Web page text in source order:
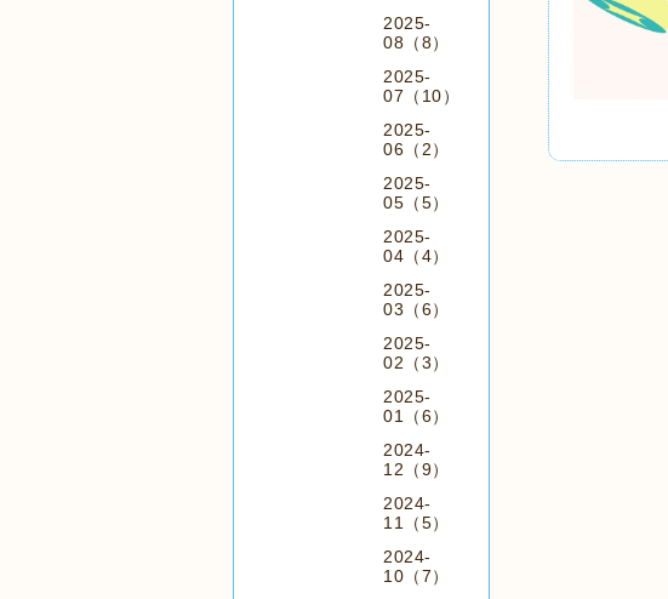
2025-
08（8）
2025-
07（10）
2025-
06（2）
2025-
05（5）
2025-
04（4）
2025-
03（6）
2025-
02（3）
2025-
01（6）
2024-
12（9）
2024-
11（5）
2024-
10（7）